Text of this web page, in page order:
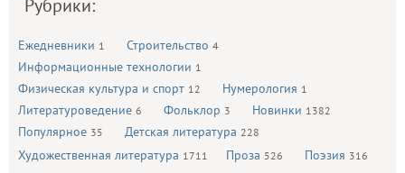
Рубрики:
Ежедневники 1 Строительство 4
Информационные технологии 1
Физическая культура и спорт 12 Нумерология 1
Литературоведение 6 Фольклор 3 Новинки 1382
Популярное 35 Детская литература 228
Художественная литература 1711 Проза 526 Поэзия 316